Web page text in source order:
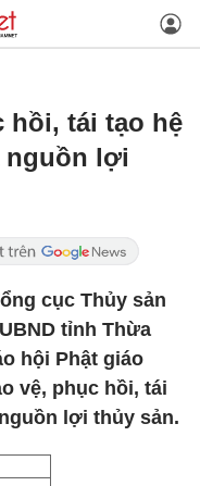
hồi, tái tạo hệ
nguồn lợi
cục Thủy sản
tỉnh Thừa
hội Phật giáo
vệ, phục hồi, tái
lợi thủy sản.